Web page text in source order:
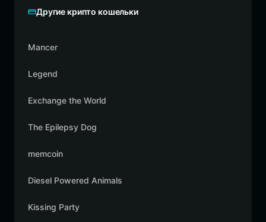
Другие крипто кошельки
Mancer
Legend
Exchange the World
The Epilepsy Dog
memcoin
Diesel Powered Animals
Kissing Party